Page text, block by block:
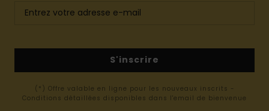
S'inscrire
(*) Offre valable en ligne pour les nouveaux inscrits -
Conditions détaillées disponibles dans l'email de bienvenue